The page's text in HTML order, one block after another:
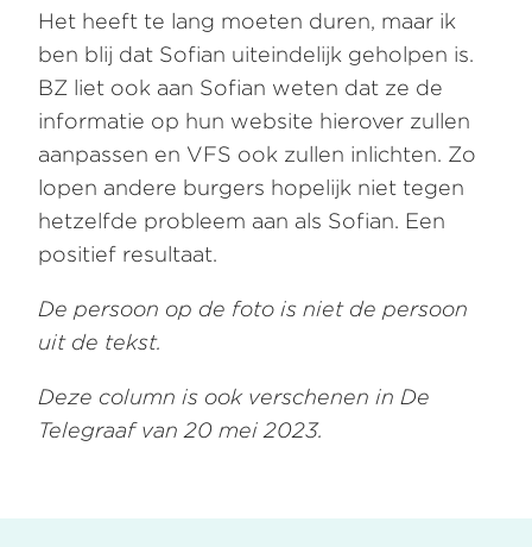
Het heeft te lang moeten duren, maar ik
ben blij dat Sofian uiteindelijk geholpen is.
BZ liet ook aan Sofian weten dat ze de
informatie op hun website hierover zullen
aanpassen en VFS ook zullen inlichten. Zo
lopen andere burgers hopelijk niet tegen
hetzelfde probleem aan als Sofian. Een
positief resultaat.
De persoon op de foto is niet de persoon
uit de tekst.
Deze column is ook verschenen in De
Telegraaf van 20 mei 2023.